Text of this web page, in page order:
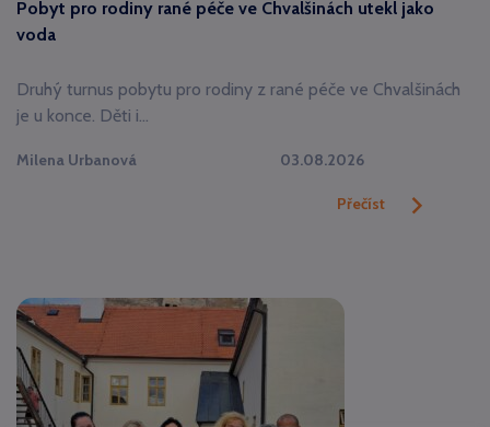
Pobyt pro rodiny rané péče ve Chvalšinách utekl jako
voda
Druhý turnus pobytu pro rodiny z rané péče ve Chvalšinách
je u konce. Děti i…
Milena Urbanová 03.08.2026
Přečíst